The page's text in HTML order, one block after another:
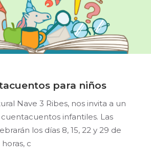
para niños
Nave 3 Ribes, nos invita a un
infantiles. Las
los días 8, 15, 22 y 29 de
horas, c